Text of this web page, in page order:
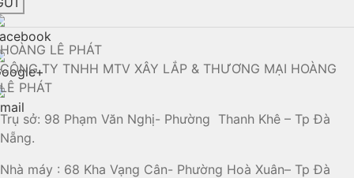
HOÀNG LÊ PHÁT
CÔNG TY TNHH MTV XÂY LẮP & THƯƠNG MẠI HOÀNG
LÊ PHÁT
Trụ sở: 98 Phạm Văn Nghị- Phường Thanh Khê – Tp Đà
Nẵng.
Nhà máy : 68 Kha Vạng Cân- Phường Hoà Xuân– Tp Đà